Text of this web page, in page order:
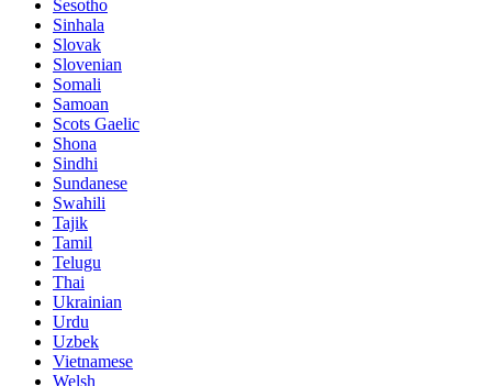
Sesotho
Sinhala
Slovak
Slovenian
Somali
Samoan
Scots Gaelic
Shona
Sindhi
Sundanese
Swahili
Tajik
Tamil
Telugu
Thai
Ukrainian
Urdu
Uzbek
Vietnamese
Welsh